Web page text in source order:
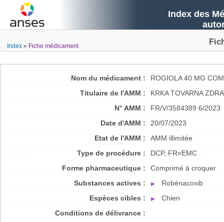
Index des
Index Fiche médicament
Nom du médicament :
ROGIOLA 40 MG
Titulaire de l'AMM :
KRKA TOVARNA
N° AMM :
FR/V/3584389 6/2023
Date d'AMM :
20/07/2023
Etat de l'AMM :
AMM illimitée
Type de procédure :
DCP, FR=EMC
Forme pharmaceutique :
Comprimé à croquer
Substances actives :
Robénacoxib
Espèces cibles :
Chien
Conditions de délivrance :